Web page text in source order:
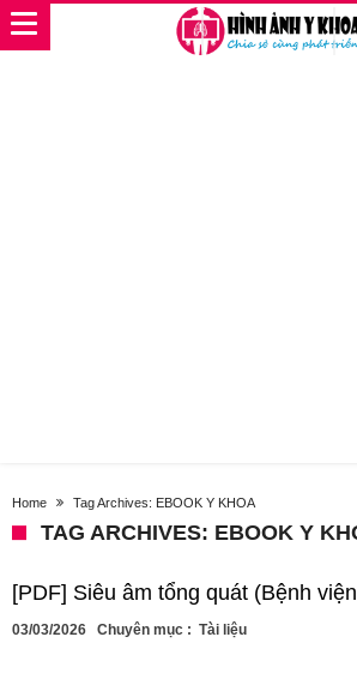
Home Tag Archives: EBOOK Y KHOA
TAG ARCHIVES: EBOOK Y
[PDF] Siêu âm tổng quát (Bệnh
03/03/2026 Chuyên mục : Tài liệu